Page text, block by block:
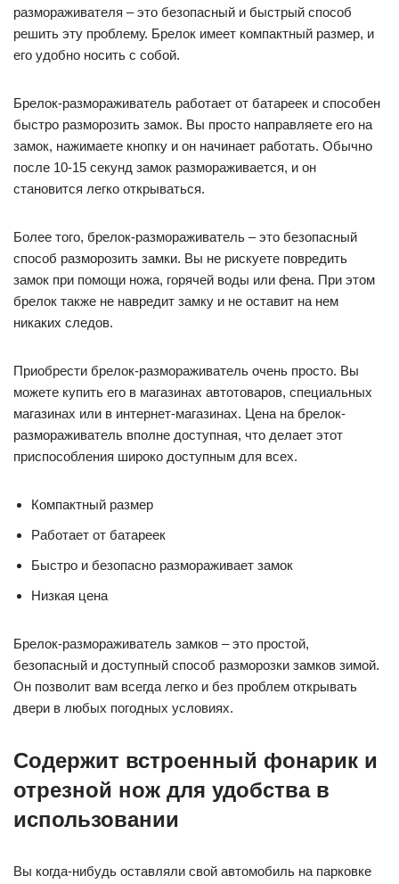
размораживателя – это безопасный и быстрый способ
решить эту проблему. Брелок имеет компактный размер, и
его удобно носить с собой.
Брелок-размораживатель работает от батареек и способен
быстро разморозить замок. Вы просто направляете его на
замок, нажимаете кнопку и он начинает работать. Обычно
после 10-15 секунд замок размораживается, и он
становится легко открываться.
Более того, брелок-размораживатель – это безопасный
способ разморозить замки. Вы не рискуете повредить
замок при помощи ножа, горячей воды или фена. При этом
брелок также не навредит замку и не оставит на нем
никаких следов.
Приобрести брелок-размораживатель очень просто. Вы
можете купить его в магазинах автотоваров, специальных
магазинах или в интернет-магазинах. Цена на брелок-
размораживатель вполне доступная, что делает этот
приспособления широко доступным для всех.
Компактный размер
Работает от батареек
Быстро и безопасно размораживает замок
Низкая цена
Брелок-размораживатель замков – это простой,
безопасный и доступный способ разморозки замков зимой.
Он позволит вам всегда легко и без проблем открывать
двери в любых погодных условиях.
Содержит встроенный фонарик и
отрезной нож для удобства в
использовании
Вы когда-нибудь оставляли свой автомобиль на парковке